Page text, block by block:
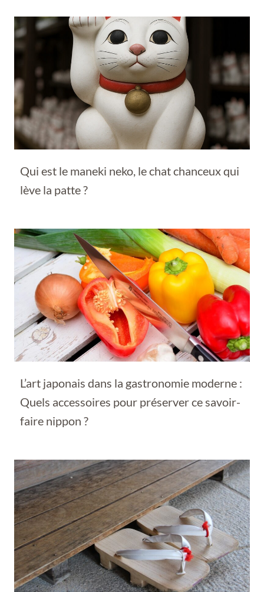
Qui est le maneki neko, le chat chanceux qui
lève la patte ?
L’art japonais dans la gastronomie moderne :
Quels accessoires pour préserver ce savoir-
faire nippon ?